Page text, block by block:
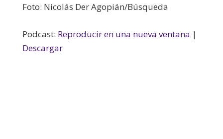
Foto: Nicolás Der Agopián/Búsqueda
Podcast: Reproducir en una nueva ventana |
Descargar